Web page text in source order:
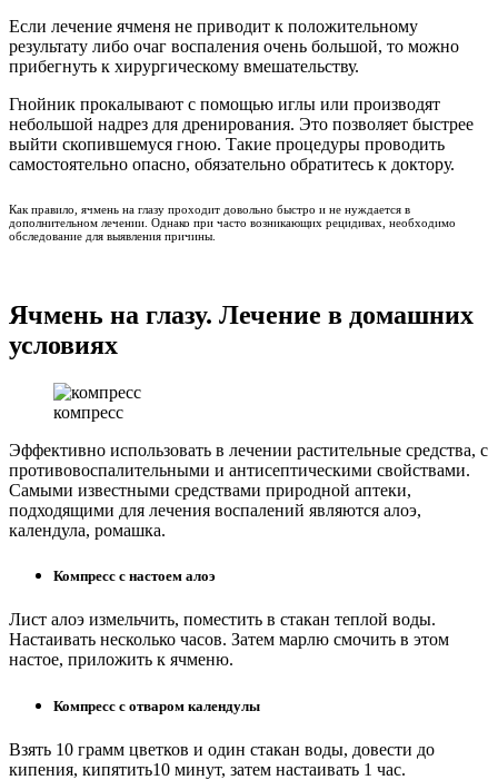
Если лечение ячменя не приводит к положительному
результату либо очаг воспаления очень большой, то можно
прибегнуть к хирургическому вмешательству.
Гнойник прокалывают с помощью иглы или производят
небольшой надрез для дренирования. Это позволяет быстрее
выйти скопившемуся гною. Такие процедуры проводить
самостоятельно опасно, обязательно обратитесь к доктору.
Как правило, ячмень на глазу проходит довольно быстро и не нуждается в
дополнительном лечении. Однако при часто возникающих рецидивах, необходимо
обследование для выявления причины.
Ячмень на глазу. Лечение в домашних
условиях
компресс
Эффективно использовать в лечении растительные средства, с
противовоспалительными и антисептическими свойствами.
Самыми известными средствами природной аптеки,
подходящими для лечения воспалений являются алоэ,
календула, ромашка.
Компресс с настоем алоэ
Лист алоэ измельчить, поместить в стакан теплой воды.
Настаивать несколько часов. Затем марлю смочить в этом
настое, приложить к ячменю.
Компресс с отваром календулы
Взять 10 грамм цветков и один стакан воды, довести до
кипения, кипятить10 минут, затем настаивать 1 час.